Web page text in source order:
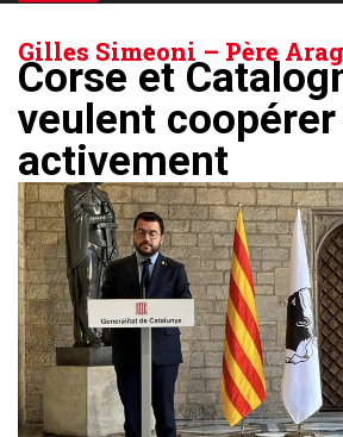
Gilles Simeoni – Père
Corse et
veulent coopérer
activement